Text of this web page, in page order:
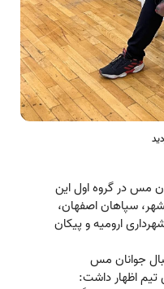
مس در گروه اول این
سپاهان اصفهان،
ارومیه و پیکان
جوانان مس
تیم اظهار داشت: